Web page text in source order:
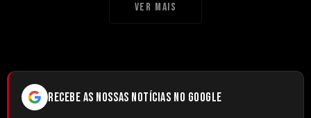
Ver mais
RECEBE AS NOSSAS NOTÍCIAS NO GOOGLE